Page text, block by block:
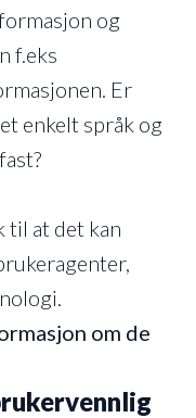
og
f.eks
Er
enkelt språk og
til at det kan
om de